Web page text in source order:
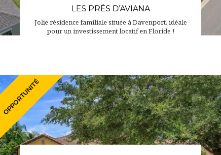
LES PRÉS D’AVIANA
Jolie résidence familiale située à Davenport, idéale
pour un investissement locatif en Floride !